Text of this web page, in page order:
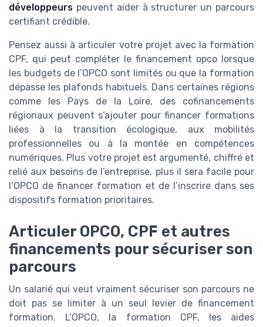
développeurs peuvent aider à structurer un parcours
certifiant crédible.
Pensez aussi à articuler votre projet avec la formation
CPF, qui peut compléter le financement opco lorsque
les budgets de l’OPCO sont limités ou que la formation
dépasse les plafonds habituels. Dans certaines régions
comme les Pays de la Loire, des cofinancements
régionaux peuvent s’ajouter pour financer formations
liées à la transition écologique, aux mobilités
professionnelles ou à la montée en compétences
numériques. Plus votre projet est argumenté, chiffré et
relié aux besoins de l’entreprise, plus il sera facile pour
l’OPCO de financer formation et de l’inscrire dans ses
dispositifs formation prioritaires.
Articuler OPCO, CPF et autres
financements pour sécuriser son
parcours
Un salarié qui veut vraiment sécuriser son parcours ne
doit pas se limiter à un seul levier de financement
formation. L’OPCO, la formation CPF, les aides